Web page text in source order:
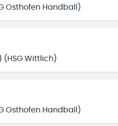
Osthofen Handball)
(HSG Wittlich)
Osthofen Handball)